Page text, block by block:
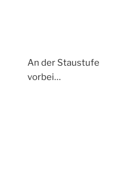
An der Staustufe
vorbei…